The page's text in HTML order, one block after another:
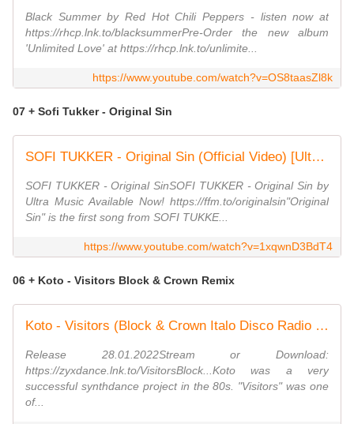
Black Summer by Red Hot Chili Peppers - listen now at
https://rhcp.lnk.to/blacksummerPre-Order the new album
'Unlimited Love' at https://rhcp.lnk.to/unlimite...
https://www.youtube.com/watch?v=OS8taasZl8k
07 + Sofi Tukker - Original Sin
SOFI TUKKER - Original Sin (Official Video) [Ultra Music]
SOFI TUKKER - Original SinSOFI TUKKER - Original Sin by
Ultra Music Available Now! https://ffm.to/originalsin"Original
Sin" is the first song from SOFI TUKKE...
https://www.youtube.com/watch?v=1xqwnD3BdT4
06 + Koto - Visitors Block & Crown Remix
Koto - Visitors (Block & Crown Italo Disco Radio Edit)
Release 28.01.2022Stream or Download:
https://zyxdance.lnk.to/VisitorsBlock...Koto was a very
successful synthdance project in the 80s. "Visitors" was one
of...